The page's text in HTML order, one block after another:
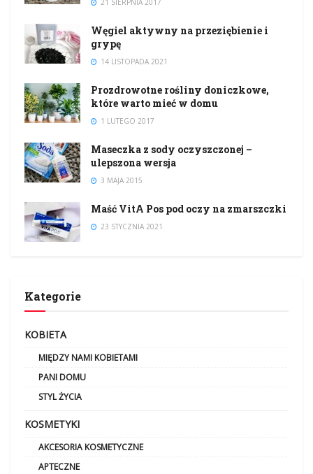
21 SIERPNIA 2017
Węgiel aktywny na przeziębienie i
grypę
14 LISTOPADA 2021
Prozdrowotne rośliny doniczkowe,
które warto mieć w domu
1 LUTEGO 2017
Maseczka z sody oczyszczonej –
ulepszona wersja
3 MAJA 2015
Maść VitA Pos pod oczy na zmarszczki
23 STYCZNIA 2021
Kategorie
KOBIETA
MIĘDZY NAMI KOBIETAMI
PANI DOMU
STYL ŻYCIA
KOSMETYKI
AKCESORIA KOSMETYCZNE
APTECZNE